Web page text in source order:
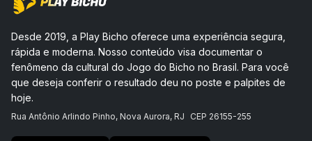
Desde 2019, a Play Bicho oferece uma experiência segura,
rápida e moderna. Nosso conteúdo visa documentar o
fenômeno da cultural do Jogo do Bicho no Brasil. Para você
que deseja conferir o resultado deu no poste e palpites de
hoje.
Rua Antônio Arlindo Pinho, Nova Aurora, RJ CEP 26155-255